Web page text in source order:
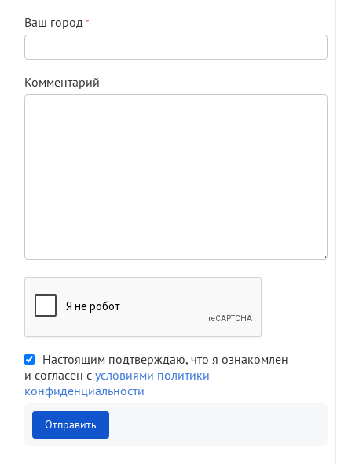
Ваш город
Комментарий
Настоящим подтверждаю, что я ознакомлен
и согласен с условиями политики
конфиденциальности
Отправить